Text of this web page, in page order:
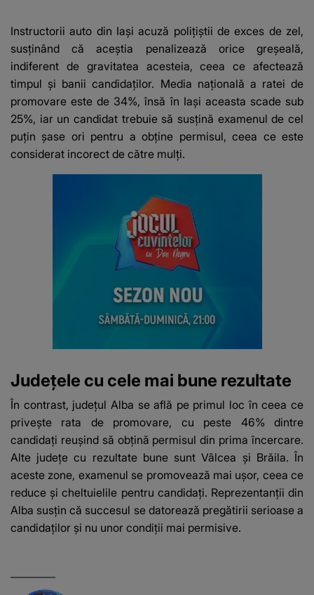
fanilor
Instructorii auto din Iași acuză polițiștii de exces de zel,
susținând că aceștia penalizează orice greșeală,
indiferent de gravitatea acesteia, ceea ce afectează
timpul și banii candidaților. Media națională a ratei de
promovare este de 34%, însă în Iași aceasta scade sub
25%, iar un candidat trebuie să susțină examenul de cel
puțin șase ori pentru a obține permisul, ceea ce este
considerat incorect de către mulți.
Județele cu cele mai bune rezultate
În contrast, județul Alba se află pe primul loc în ceea ce
privește rata de promovare, cu peste 46% dintre
candidați reușind să obțină permisul din prima încercare.
Alte județe cu rezultate bune sunt Vâlcea și Brăila. În
aceste zone, examenul se promovează mai ușor, ceea ce
reduce și cheltuielile pentru candidați. Reprezentanții din
Alba susțin că succesul se datorează pregătirii serioase a
candidaților și nu unor condiții mai permisive.